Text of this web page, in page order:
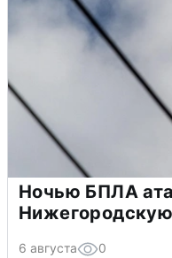
Ночью БПЛА
6 августа 0